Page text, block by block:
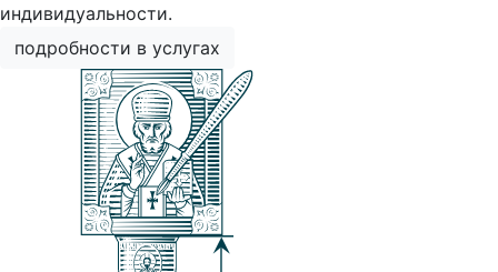
индивидуальности.
подробности в услугах